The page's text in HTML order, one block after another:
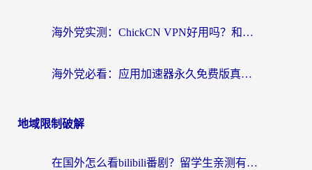
海外党实测：ChickCN VPN好用吗？和OurPlay VPN对比哪个回国效果更好？附避坑指南
海外党必看：应用加速器永久免费版真的靠谱吗？教你选对回国加速器无缝刷国内资源
地域限制破解
在国外怎么看bilibili番剧？留学生亲测有效的地域限制突破指南（附酷我酷狗音乐解决方法）